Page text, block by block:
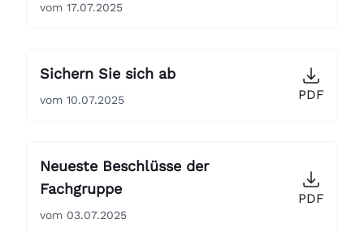
vom 17.07.2025
Sichern Sie sich ab
vom 10.07.2025 PDF
Neueste Beschlüsse der
Fachgruppe
vom 03.07.2025
PDF